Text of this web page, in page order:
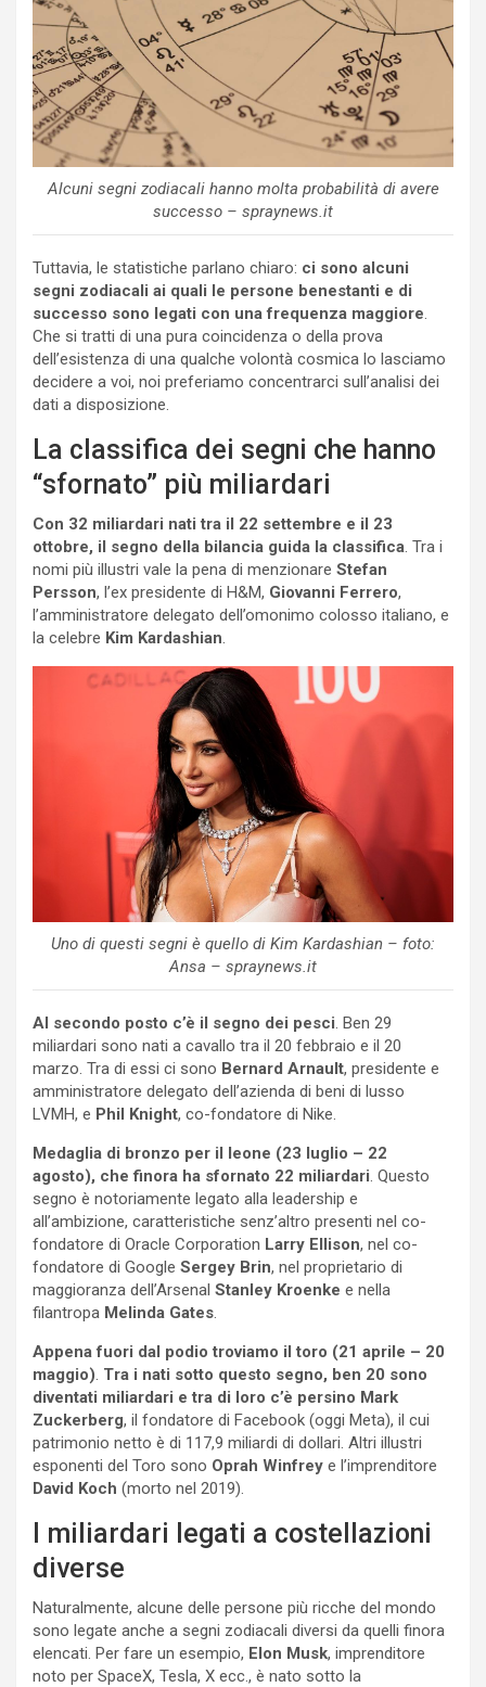
Alcuni segni zodiacali hanno molta probabilità di avere
successo – spraynews.it
Tuttavia, le statistiche parlano chiaro: ci sono alcuni
segni zodiacali ai quali le persone benestanti e di
successo sono legati con una frequenza maggiore.
Che si tratti di una pura coincidenza o della prova
dell’esistenza di una qualche volontà cosmica lo lasciamo
decidere a voi, noi preferiamo concentrarci sull’analisi dei
dati a disposizione.
La classifica dei segni che hanno
“sfornato” più miliardari
Con 32 miliardari nati tra il 22 settembre e il 23
ottobre, il segno della bilancia guida la classifica. Tra i
nomi più illustri vale la pena di menzionare Stefan
Persson, l’ex presidente di H&M, Giovanni Ferrero,
l’amministratore delegato dell’omonimo colosso italiano, e
la celebre Kim Kardashian.
Uno di questi segni è quello di Kim Kardashian – foto:
Ansa – spraynews.it
Al secondo posto c’è il segno dei pesci. Ben 29
miliardari sono nati a cavallo tra il 20 febbraio e il 20
marzo. Tra di essi ci sono Bernard Arnault, presidente e
amministratore delegato dell’azienda di beni di lusso
LVMH, e Phil Knight, co-fondatore di Nike.
Medaglia di bronzo per il leone (23 luglio – 22
agosto), che finora ha sfornato 22 miliardari. Questo
segno è notoriamente legato alla leadership e
all’ambizione, caratteristiche senz’altro presenti nel co-
fondatore di Oracle Corporation Larry Ellison, nel co-
fondatore di Google Sergey Brin, nel proprietario di
maggioranza dell’Arsenal Stanley Kroenke e nella
filantropa Melinda Gates.
Appena fuori dal podio troviamo il toro (21 aprile – 20
maggio). Tra i nati sotto questo segno, ben 20 sono
diventati miliardari e tra di loro c’è persino Mark
Zuckerberg, il fondatore di Facebook (oggi Meta), il cui
patrimonio netto è di 117,9 miliardi di dollari. Altri illustri
esponenti del Toro sono Oprah Winfrey e l’imprenditore
David Koch (morto nel 2019).
I miliardari legati a costellazioni
diverse
Naturalmente, alcune delle persone più ricche del mondo
sono legate anche a segni zodiacali diversi da quelli finora
elencati. Per fare un esempio, Elon Musk, imprenditore
noto per SpaceX, Tesla, X ecc., è nato sotto la